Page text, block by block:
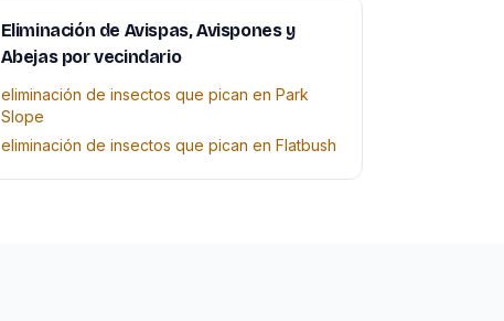
Eliminación de Avispas, Avispones y
Abejas por vecindario
eliminación de insectos que pican en Park
Slope
eliminación de insectos que pican en Flatbush